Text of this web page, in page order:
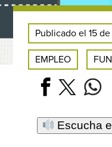
Publicado el 15
EMPLEO
Escucha